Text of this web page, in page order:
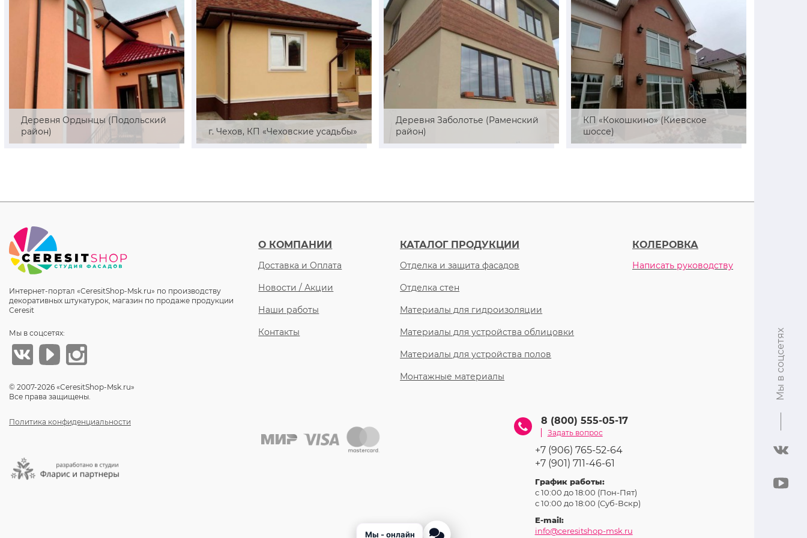
Мы в соцсетях
Деревня Ордынцы (Подольский
район)
г. Чехов, КП «Чеховские усадьбы»
Деревня Заболотье (Раменский
район)
КП «Кокошкино» (Киевское
шоссе)
Интернет-портал «CeresitShop-Msk.ru» по производству
декоративных штукатурок, магазин по продаже продукции
Ceresit
© 2007-2026 «CeresitShop-Msk.ru»
Все права защищены.
О КОМПАНИИ
Доставка и Оплата
Новости / Акции
Наши работы
Контакты
КАТАЛОГ ПРОДУКЦИИ
Отделка и защита фасадов
Отделка стен
Материалы для гидроизоляции
Материалы для устройства облицовки
Материалы для устройства полов
Монтажные материалы
КОЛЕРОВКА
Написать руководству
Мы в соцсетях:
8 (800) 555-05-17
Задать вопрос
+7 (906) 765-52-64
+7 (901) 711-46-61
График работы:
с 10:00 до 18:00 (Пон-Пят)
с 10:00 до 18:00 (Суб-Вcкр)
E-mail:
info@ceresitshop-msk.ru
Политика конфиденциальности